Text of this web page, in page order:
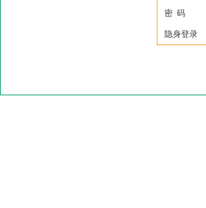
密 码
隐身登录